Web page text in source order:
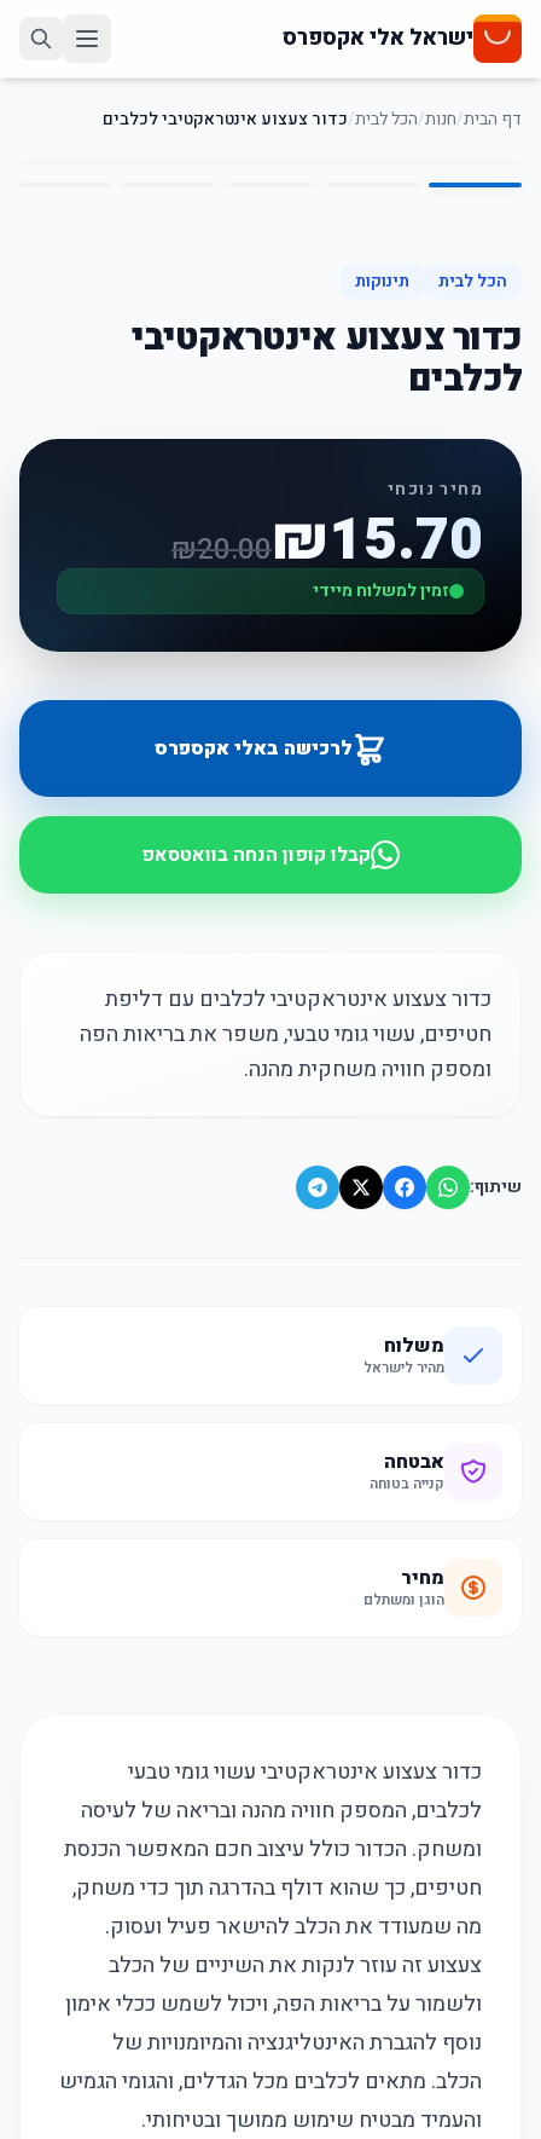
ישראל אלי אקספרס
דף הבית/חנות/הכל לבית/כדור צעצוע אינטראקטיבי לכלבים
1
/
5
הכל לבית תינוקות
כדור צעצוע אינטראקטיבי
לכלבים
מחיר נוכחי
₪15.70
₪20.00
זמין למשלוח מיידי
לרכישה באלי אקספרס
קבלו קופון הנחה בוואטסאפ
כדור צעצוע אינטראקטיבי לכלבים עם דליפת
חטיפים, עשוי גומי טבעי, משפר את בריאות הפה
ומספק חוויה משחקית מהנה.
שיתוף:
משלוח
מהיר לישראל
אבטחה
קנייה בטוחה
מחיר
הוגן ומשתלם
כדור צעצוע אינטראקטיבי עשוי גומי טבעי
לכלבים, המספק חוויה מהנה ובריאה של לעיסה
ומשחק. הכדור כולל עיצוב חכם המאפשר הכנסת
חטיפים, כך שהוא דולף בהדרגה תוך כדי משחק,
מה שמעודד את הכלב להישאר פעיל ועסוק.
צעצוע זה עוזר לנקות את השיניים של הכלב
ולשמור על בריאות הפה, ויכול לשמש ככלי אימון
נוסף להגברת האינטליגנציה והמיומנויות של
הכלב. מתאים לכלבים מכל הגדלים, והגומי הגמיש
והעמיד מבטיח שימוש ממושך ובטיחותי.